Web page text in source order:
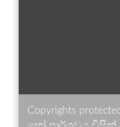
Copyrights